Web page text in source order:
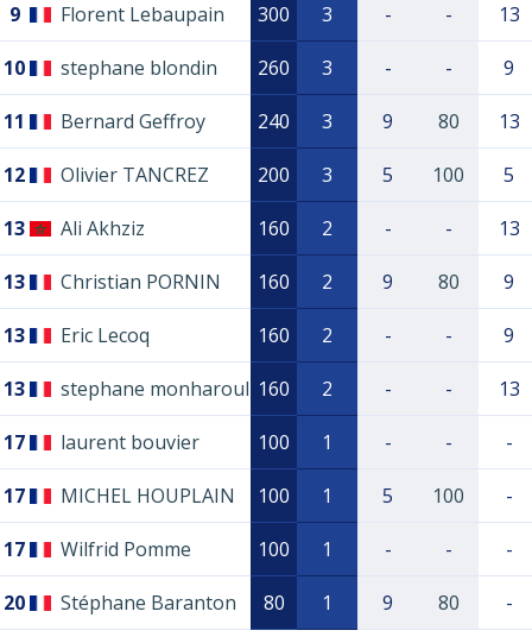
9 Florent Lebaupain 300 3 - - 13
10 stephane blondin 260 3 - - 9
11 Bernard Geffroy 240 3 9 80 13
12 Olivier TANCREZ 200 3 5 100 5
13 Ali Akhziz 160 2 - - 13
13 Christian PORNIN 160 2 9 80 9
13 Eric Lecoq 160 2 - - 9
13 stephane monharoul 160 2 - - 13
17 laurent bouvier 100 1 - - -
17 MICHEL HOUPLAIN 100 1 5 100 -
17 Wilfrid Pomme 100 1 - - -
20 Stéphane Baranton 80 1 9 80 -